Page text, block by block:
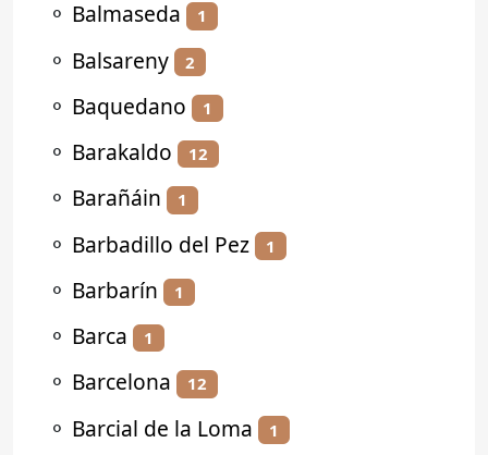
⚬ Balmaseda 1
⚬ Balsareny 2
⚬ Baquedano 1
⚬ Barakaldo 12
⚬ Barañáin 1
⚬ Barbadillo del Pez 1
⚬ Barbarín 1
⚬ Barca 1
⚬ Barcelona 12
⚬ Barcial de la Loma 1